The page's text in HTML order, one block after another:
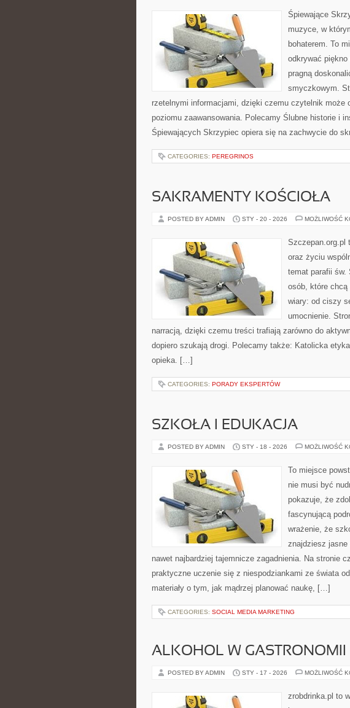
Śpiewające
muzyce, w
bohaterem. To
odkrywać
pragną
smyczkowym.
rzetelnymi informacjami, dzięki czemu czytelnik może
poziomu zaawansowania. Polecamy Ślubne historie i
Śpiewających Skrzypiec opiera się na zachwycie do
CATEGORIES: PEREGRINOS
SAKRAMENTY KOŚCIOŁA
POSTED BY ADMIN STY - 20 - 2026 MOŻLIWOŚĆ
Szczepan.org.pl
oraz życiu
temat parafii św.
osób, które chcą
wiary: od ciszy
umocnienie.
narracją, dzięki czemu treści trafiają zarówno do
dopiero szukają drogi. Polecamy także: Katolicka
opieka. […]
CATEGORIES: PORADY EKSPERTÓW
SZKOŁA I EDUKACJA
POSTED BY ADMIN STY - 18 - 2026 MOŻLIWOŚĆ
To miejsce
nie musi być
pokazuje, że
fascynującą
wrażenie, że
znajdziesz jasne
nawet najbardziej tajemnicze zagadnienia. Na stronie
praktyczne uczenie się z niespodziankami ze świata
materiały o tym, jak mądrzej planować naukę, […]
CATEGORIES: SOCIAL MEDIA MARKETING
ALKOHOL W GASTRONOMII
POSTED BY ADMIN STY - 17 - 2026 MOŻLIWOŚĆ
zrobdrinka.pl to